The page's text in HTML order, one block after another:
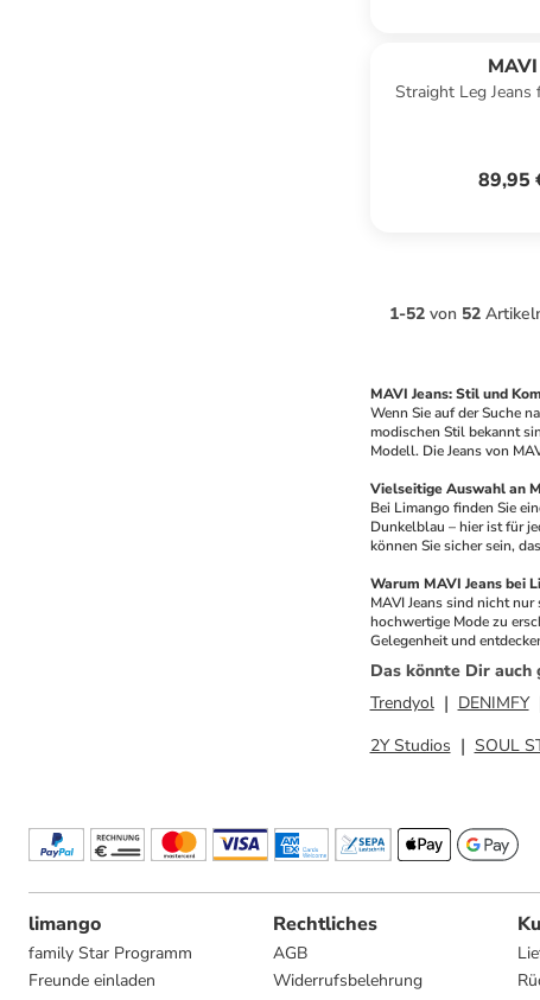
MAVI
Straight Leg Jeans
89,95
1-52 von 52
MAVI Jeans: Stil und
Wenn Sie auf der Suche
modischen Stil bekannt
Modell. Die Jeans von
Vielseitige Auswahl an
Bei Limango finden Sie
Dunkelblau – hier ist für
können Sie sicher sein,
Warum MAVI Jeans bei
MAVI Jeans sind nicht
hochwertige Mode zu
Gelegenheit und
Das könnte Dir auch
Trendyol
DENIMFY
2Y Studios
SOUL
limango
family Star Programm
Freunde einladen
Rechtliches
AGB
Widerrufsbelehrung